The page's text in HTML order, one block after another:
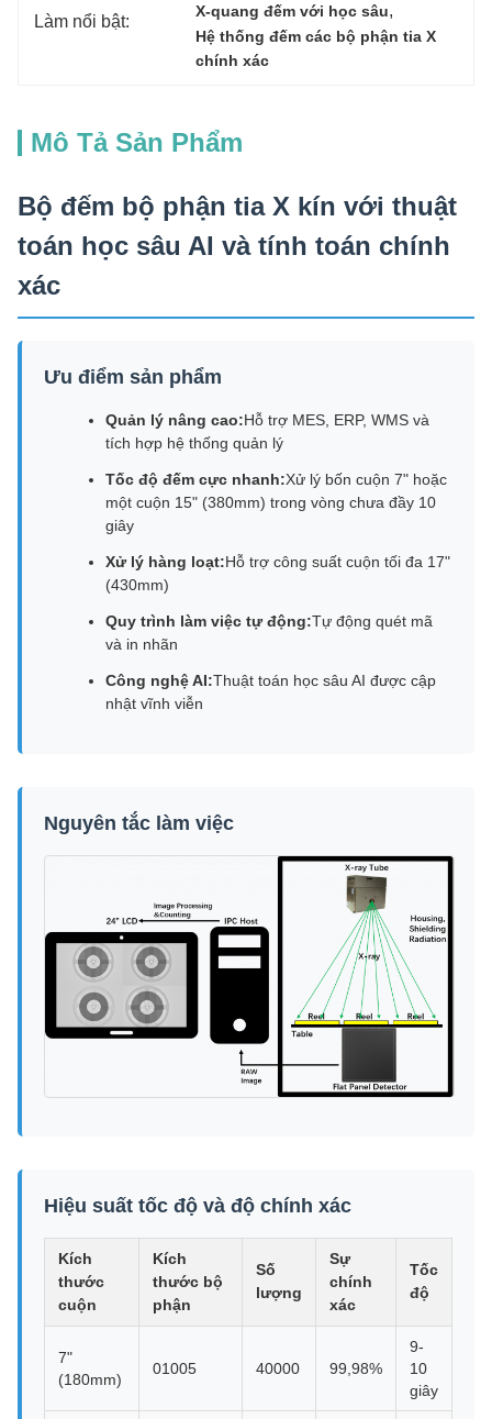
Làm nổi bật: X-quang đếm với học sâu,
Hệ thống đếm các bộ phận tia X
chính xác
Mô Tả Sản Phẩm
Bộ đếm bộ phận tia X kín với thuật
toán học sâu AI và tính toán chính
xác
Ưu điểm sản phẩm
Quản lý nâng cao:Hỗ trợ MES, ERP, WMS và
tích hợp hệ thống quản lý
Tốc độ đếm cực nhanh:Xử lý bốn cuộn 7" hoặc
một cuộn 15" (380mm) trong vòng chưa đầy 10
giây
Xử lý hàng loạt:Hỗ trợ công suất cuộn tối đa 17"
(430mm)
Quy trình làm việc tự động:Tự động quét mã
và in nhãn
Công nghệ AI:Thuật toán học sâu AI được cập
nhật vĩnh viễn
Nguyên tắc làm việc
Hiệu suất tốc độ và độ chính xác
Kích
thước
cuộn
Kích
thước bộ
phận
Số
lượng
Sự
chính
xác
Tốc
độ
7"
(180mm)
01005 40000 99,98%
9-
10
giây